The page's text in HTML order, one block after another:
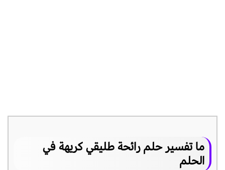
ما تفسير حلم رائحة طليقي كريهة في
الحلم